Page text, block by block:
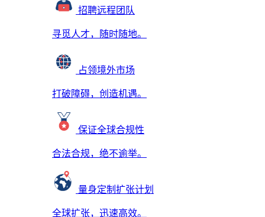
招聘远程团队
寻觅人才，随时随地。
占领境外市场
打破障碍，创造机遇。
保证全球合规性
合法合规，绝不逾举。
量身定制扩张计划
全球扩张，迅速高效。